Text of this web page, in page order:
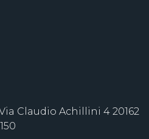
Claudio Achillini 4 20162